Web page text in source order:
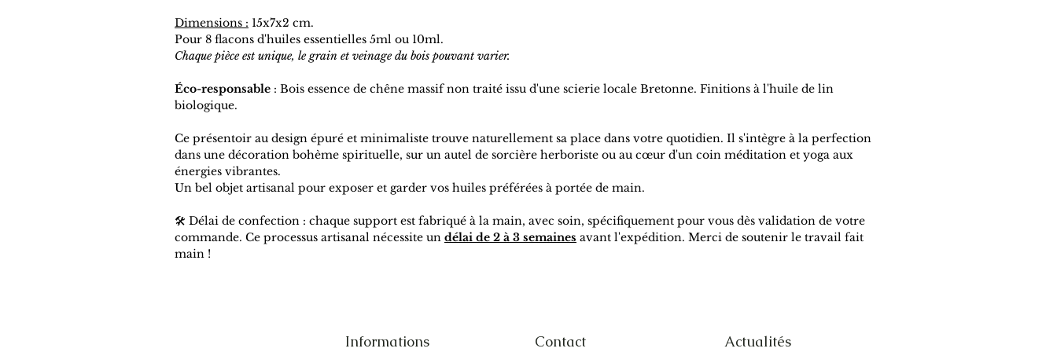
Dimensions : 15x7x2 cm.
Pour 8 flacons d'huiles essentielles 5ml ou 10ml.
Chaque pièce est unique, le grain et veinage du bois pouvant varier.
Éco-responsable : Bois essence de chêne massif non traité issu d'une scierie locale Bretonne. Finitions à l'huile de lin
biologique.
Ce présentoir au design épuré et minimaliste trouve naturellement sa place dans votre quotidien. Il s'intègre à la perfection
dans une décoration bohème spirituelle, sur un autel de sorcière herboriste ou au cœur d'un coin méditation et yoga aux
énergies vibrantes.
Un bel objet artisanal pour exposer et garder vos huiles préférées à portée de main.
🛠️ Délai de confection : chaque support est fabriqué à la main, avec soin, spécifiquement pour vous dès validation de votre
commande. Ce processus artisanal nécessite un délai de 2 à 3 semaines avant l'expédition. Merci de soutenir le travail fait
main !
Informations Contact Actualités